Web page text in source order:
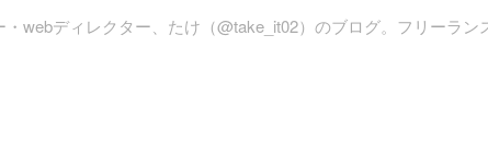
webディレクター、たけ（@take_it02）のブログ。フリーラ